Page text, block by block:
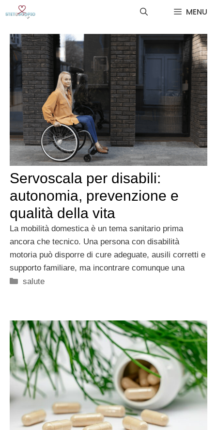
contenuto
MENU
Servoscala per disabili:
autonomia, prevenzione e
qualità della vita
La mobilità domestica è un tema sanitario prima
ancora che tecnico. Una persona con disabilità
motoria può disporre di cure adeguate, ausili corretti e
supporto familiare, ma incontrare comunque una
Categorie
salute